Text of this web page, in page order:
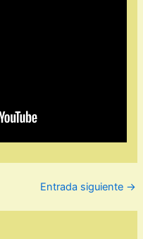
Entrada siguiente →